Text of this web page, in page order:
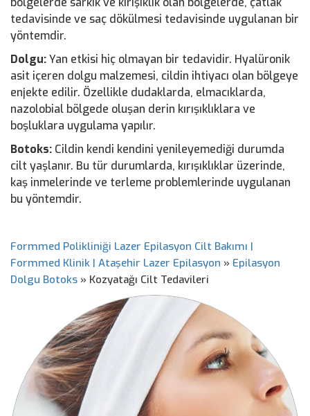
tedavisinde ve saç dökülmesi tedavisinde uygulanan bir
yöntemdir.
Dolgu:Yan etkisi hiç olmayan bir tedavidir. Hyalüronik
asit içeren dolgu malzemesi, cildin ihtiyacı olan bölgeye
enjekte edilir. Özellikle dudaklarda, elmacıklarda,
nazolobial bölgede oluşan derin kırışıklıklara ve
boşluklara uygulama yapılır.
Botoks: Cildin kendi kendini yenileyemediği durumda
cilt yaşlanır. Bu tür durumlarda, kırışıklıklar üzerinde,
kaş inmelerinde ve terleme problemlerinde uygulanan
bu yöntemdir.
Formmed Polikliniği Lazer Epilasyon Cilt Bakımı |
Formmed Klinik | Ataşehir Lazer Epilasyon » Epilasyon
Dolgu Botoks » Kozyatağı Cilt Tedavileri